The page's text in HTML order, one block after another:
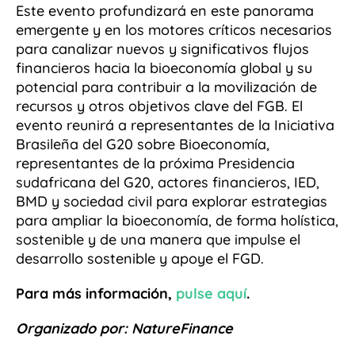
Este evento profundizará en este panorama
emergente y en los motores críticos necesarios
para canalizar nuevos y significativos flujos
financieros hacia la bioeconomía global y su
potencial para contribuir a la movilización de
recursos y otros objetivos clave del FGB. El
evento reunirá a representantes de la Iniciativa
Brasileña del G20 sobre Bioeconomía,
representantes de la próxima Presidencia
sudafricana del G20, actores financieros, IED,
BMD y sociedad civil para explorar estrategias
para ampliar la bioeconomía, de forma holística,
sostenible y de una manera que impulse el
desarrollo sostenible y apoye el FGD.
Para más información, pulse aquí.
Organizado por: NatureFinance